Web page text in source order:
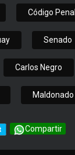
Código Penal
Senado
Carlos Negro
Maldonado
Compartir